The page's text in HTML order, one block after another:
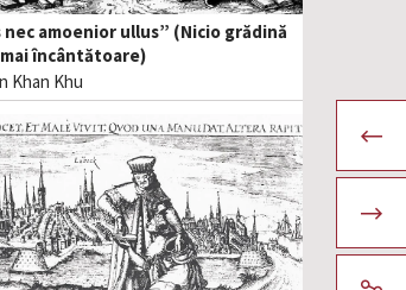
amoenior ullus” (Nicio grădină
încântătoare)
Khan Khu